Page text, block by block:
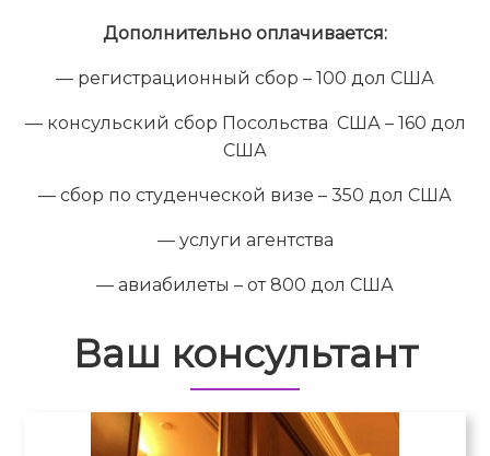
Дополнительно оплачивается:
— регистрационный сбор – 100 дол США
— консульский сбор Посольства США – 160 дол
США
— сбор по студенческой визе – 350 дол США
— услуги агентства
— авиабилеты – от 800 дол США
Ваш консультант